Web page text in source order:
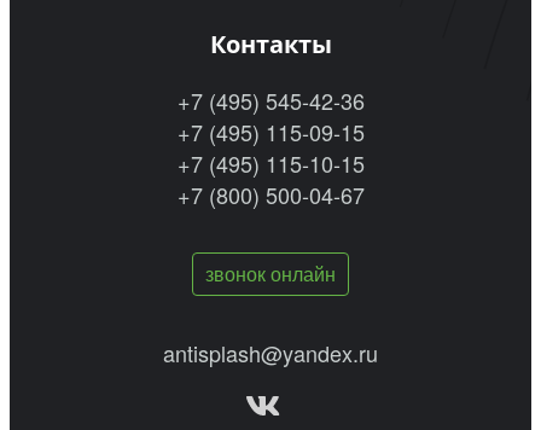
Контакты
+7 (495) 545-42-36
+7 (495) 115-09-15
+7 (495) 115-10-15
+7 (800) 500-04-67
звонок онлайн
antisplash@yandex.ru